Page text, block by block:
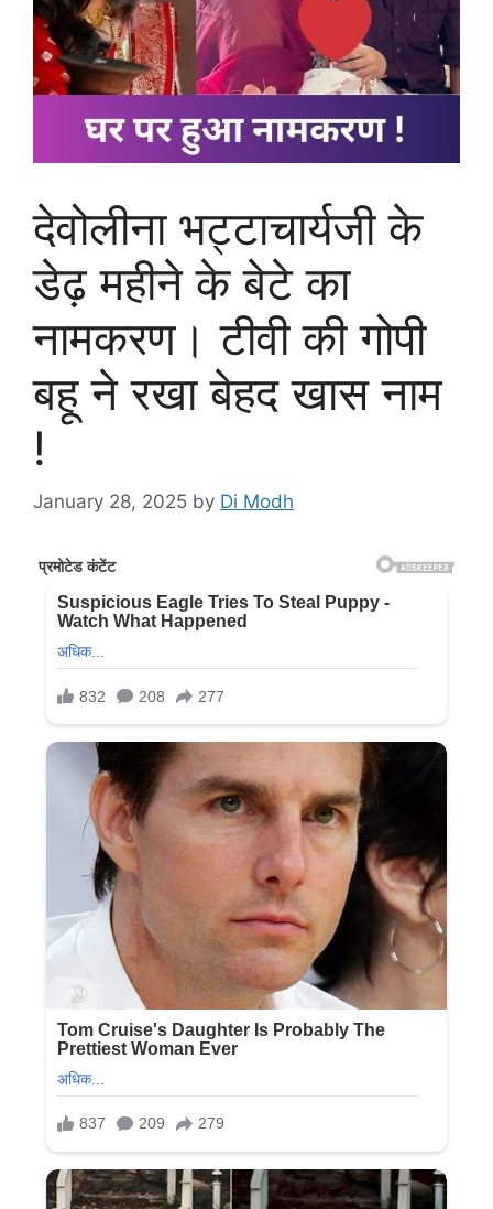
देवोलीना भट्टाचार्यजी के
डेढ़ महीने के बेटे का
नामकरण। टीवी की गोपी
बहू ने रखा बेहद खास नाम
!
January 28, 2025 by Di Modh